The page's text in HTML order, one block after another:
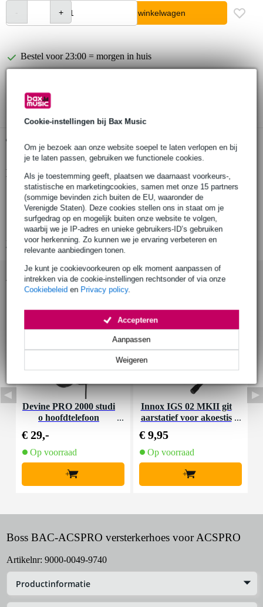
Cookie-instellingen bij Bax Music
Om je bezoek aan onze website soepel te laten verlopen en bij
je te laten passen, gebruiken we functionele cookies.
Als je toestemming geeft, plaatsen we daarnaast voorkeurs-,
statistische en marketingcookies, samen met onze 15 partners
(sommige bevinden zich buiten de EU, waaronder de
Verenigde Staten). Deze cookies stellen ons in staat om je
surfgedrag op en mogelijk buiten onze website te volgen,
waarbij we je IP-adres en unieke gebruikers-ID’s gebruiken
voor herkenning. Zo kunnen we je ervaring verbeteren en
relevante aanbiedingen tonen.
Je kunt je cookievoorkeuren op elk moment aanpassen of
intrekken via de cookie-instellingen rechtsonder of via onze
Cookiebeleid en Privacy policy.
Weigeren
Aanpassen
Accepteren
In winkelwagen
Bestel voor 23:00 = morgen in huis
3 jaar Bax Music garantie
Productinformatie
hoes voor gitaarversterker
geschikt voor Boss BCS-PRO 120W (Acoustic Singer Pro)
opening voor handvat aan de bovenkant
Bekijk alle productspecificaties
Accessoires (13)
Devine PRO 2000 studi
o hoofdtelefoon
€ 29,-
Op voorraad
+
Innox IGS 02 MKII git
aarstatief voor akoestis
€ 9,95
Op voorraad
+
Boss BAC-ACSPRO versterkerhoes voor ACSPRO
Artikelnr: 9000-0049-9740
Productinformatie